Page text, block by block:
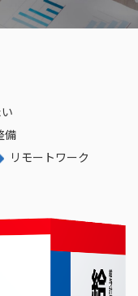
備
リモートワーク